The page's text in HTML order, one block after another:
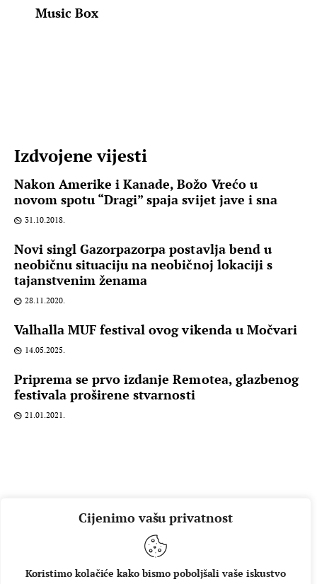
Cijenimo vašu privatnost
Koristimo kolačiće kako bismo poboljšali vaše iskustvo
Music Box
Izdvojene vijesti
Nakon Amerike i Kanade, Božo Vrećo u
novom spotu “Dragi” spaja svijet jave i sna
31.10.2018.
Novi singl Gazorpazorpa postavlja bend u
neobičnu situaciju na neobičnoj lokaciji s
tajanstvenim ženama
28.11.2020.
Valhalla MUF festival ovog vikenda u Močvari
14.05.2025.
Priprema se prvo izdanje Remotea, glazbenog
festivala proširene stvarnosti
21.01.2021.